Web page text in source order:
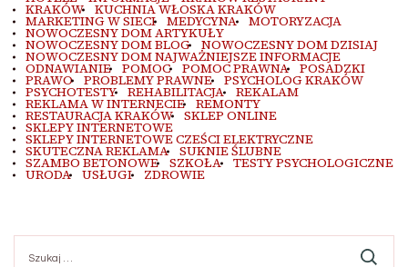
KRAKÓW KUCHNIA WŁOSKA KRAKÓW
MARKETING W SIECI MEDYCYNA MOTORYZACJA
NOWOCZESNY DOM ARTYKUŁY
NOWOCZESNY DOM BLOG NOWOCZESNY DOM DZISIAJ
NOWOCZESNY DOM NAJWAŻNIEJSZE INFORMACJE
ODNAWIANIE POMOC POMOC PRAWNA POSADZKI
PRAWO PROBLEMY PRAWNE PSYCHOLOG KRAKÓW
PSYCHOTESTY REHABILITACJA REKALAM
REKLAMA W INTERNECIE REMONTY
RESTAURACJA KRAKÓW SKLEP ONLINE
SKLEPY INTERNETOWE
SKLEPY INTERNETOWE CZEŚCI ELEKTRYCZNE
SKUTECZNA REKLAMA SUKNIE ŚLUBNE
SZAMBO BETONOWE SZKOŁA TESTY PSYCHOLOGICZNE
URODA USŁUGI ZDROWIE